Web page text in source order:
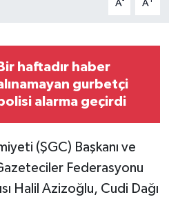
A A
Bir haftadır haber
gurbetçi
alarma geçirdi
(ŞGC) Başkanı ve
Federasyonu
Halil Azizoğlu, Cudi Dağı